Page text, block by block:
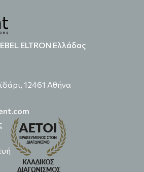
ELTRON Ελλάδας
12461 Αθήνα